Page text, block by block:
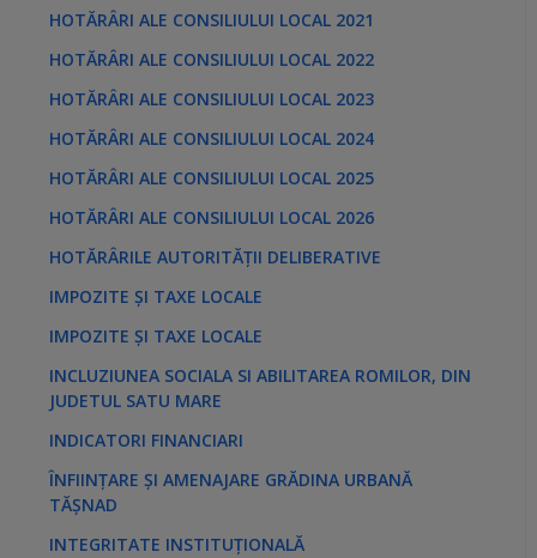
HOTĂRÂRI ALE CONSILIULUI LOCAL 2021
HOTĂRÂRI ALE CONSILIULUI LOCAL 2022
HOTĂRÂRI ALE CONSILIULUI LOCAL 2023
HOTĂRÂRI ALE CONSILIULUI LOCAL 2024
HOTĂRÂRI ALE CONSILIULUI LOCAL 2025
HOTĂRÂRI ALE CONSILIULUI LOCAL 2026
HOTĂRÂRILE AUTORITĂȚII DELIBERATIVE
IMPOZITE ȘI TAXE LOCALE
IMPOZITE ȘI TAXE LOCALE
INCLUZIUNEA SOCIALA SI ABILITAREA ROMILOR, DIN
JUDETUL SATU MARE
INDICATORI FINANCIARI
ÎNFIINȚARE ȘI AMENAJARE GRĂDINA URBANĂ
TĂȘNAD
INTEGRITATE INSTITUȚIONALĂ